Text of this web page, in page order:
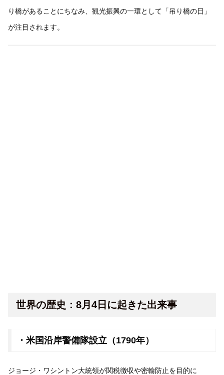
り橋があることにちなみ、観光振興の一環として「吊り橋の日」
が注目されます。
世界の歴史：8月4日に起きた出来事
・米国沿岸警備隊設立（1790年）
ジョージ・ワシントン大統領が関税徴収や密輸防止を目的に